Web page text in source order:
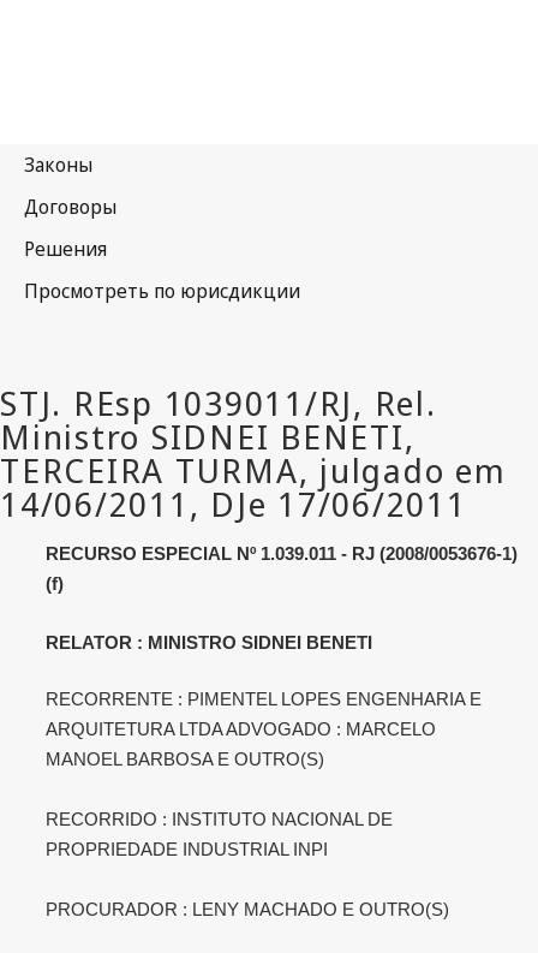
RECURSO ESPECIAL Nº 1.039.011 - RJ (2008/0053676-1)
(f)
RELATOR : MINISTRO SIDNEI BENETI
RECORRENTE : PIMENTEL LOPES ENGENHARIA E
ARQUITETURA LTDA ADVOGADO : MARCELO
MANOEL BARBOSA E OUTRO(S)
RECORRIDO : INSTITUTO NACIONAL DE
PROPRIEDADE INDUSTRIAL INPI
PROCURADOR : LENY MACHADO E OUTRO(S)